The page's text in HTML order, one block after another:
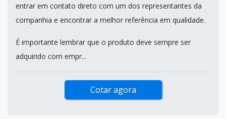
entrar em contato direto com um dos representantes da
companhia e encontrar a melhor referência em qualidade.
É importante lembrar que o produto deve sempre ser
adquirido com empr...
Cotar agora